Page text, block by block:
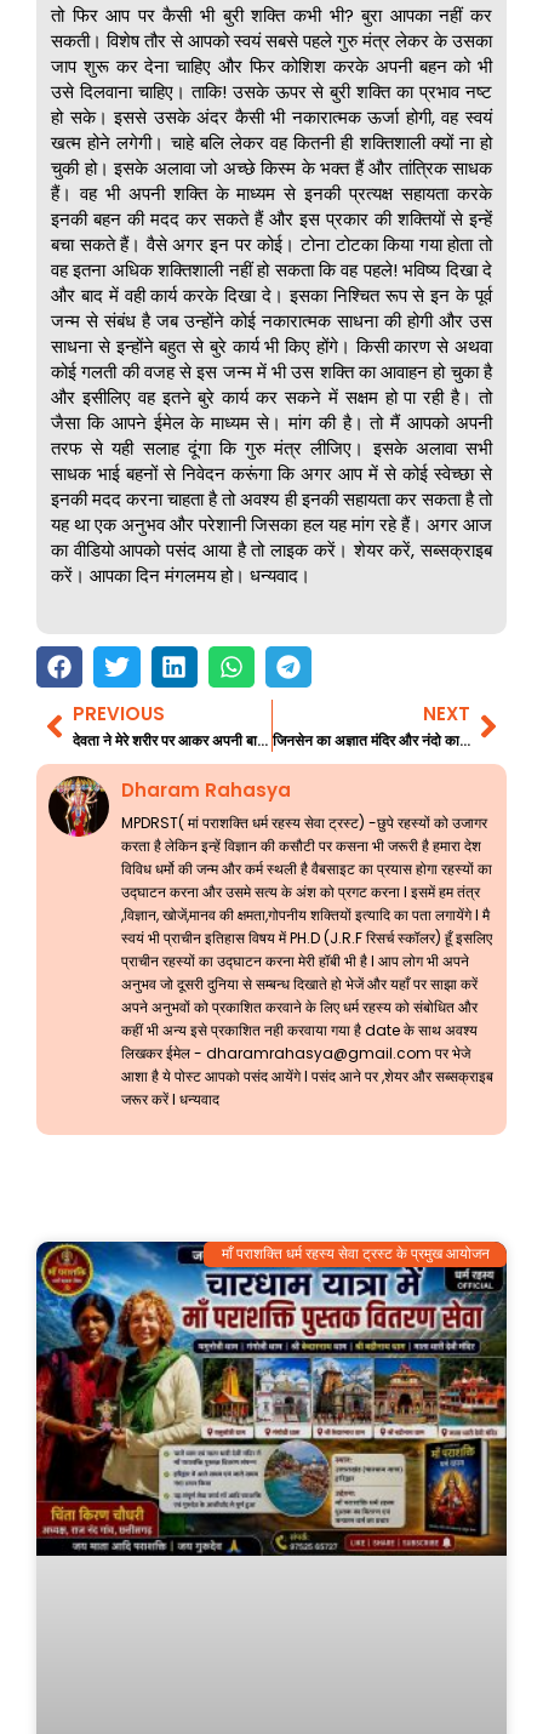
तो फिर आप पर कैसी भी बुरी शक्ति कभी भी? बुरा आपका नहीं कर
सकती। विशेष तौर से आपको स्वयं सबसे पहले गुरु मंत्र लेकर के उसका
जाप शुरू कर देना चाहिए और फिर कोशिश करके अपनी बहन को भी
उसे दिलवाना चाहिए। ताकि! उसके ऊपर से बुरी शक्ति का प्रभाव नष्ट
हो सके। इससे उसके अंदर कैसी भी नकारात्मक ऊर्जा होगी, वह स्वयं
खत्म होने लगेगी। चाहे बलि लेकर वह कितनी ही शक्तिशाली क्यों ना हो
चुकी हो। इसके अलावा जो अच्छे किस्म के भक्त हैं और तांत्रिक साधक
हैं। वह भी अपनी शक्ति के माध्यम से इनकी प्रत्यक्ष सहायता करके
इनकी बहन की मदद कर सकते हैं और इस प्रकार की शक्तियों से इन्हें
बचा सकते हैं। वैसे अगर इन पर कोई। टोना टोटका किया गया होता तो
वह इतना अधिक शक्तिशाली नहीं हो सकता कि वह पहले! भविष्य दिखा दे
और बाद में वही कार्य करके दिखा दे। इसका निश्चित रूप से इन के पूर्व
जन्म से संबंध है जब उन्होंने कोई नकारात्मक साधना की होगी और उस
साधना से इन्होंने बहुत से बुरे कार्य भी किए होंगे। किसी कारण से अथवा
कोई गलती की वजह से इस जन्म में भी उस शक्ति का आवाहन हो चुका है
और इसीलिए वह इतने बुरे कार्य कर सकने में सक्षम हो पा रही है। तो
जैसा कि आपने ईमेल के माध्यम से। मांग की है। तो मैं आपको अपनी
तरफ से यही सलाह दूंगा कि गुरु मंत्र लीजिए। इसके अलावा सभी
साधक भाई बहनों से निवेदन करूंगा कि अगर आप में से कोई स्वेच्छा से
इनकी मदद करना चाहता है तो अवश्य ही इनकी सहायता कर सकता है तो
यह था एक अनुभव और परेशानी जिसका हल यह मांग रहे हैं। अगर आज
का वीडियो आपको पसंद आया है तो लाइक करें। शेयर करें, सब्सक्राइब
करें। आपका दिन मंगलमय हो। धन्यवाद।
Prev
PREVIOUS
देवता ने मेरे शरीर पर आकर अपनी बात कही एक सच्चा अनुभव
NEXT
जिनसेन का अज्ञात मंदिर और नंदो का खजाना भाग 1
Dharam Rahasya
MPDRST( मां पराशक्ति धर्म रहस्य सेवा ट्रस्ट) -छुपे रहस्यों को उजागर
करता है लेकिन इन्हें विज्ञान की कसौटी पर कसना भी जरूरी है हमारा देश
विविध धर्मो की जन्म और कर्म स्थली है वैबसाइट का प्रयास होगा रहस्यों का
उद्घाटन करना और उसमे सत्य के अंश को प्रगट करना l इसमें हम तंत्र
,विज्ञान, खोजें,मानव की क्षमता,गोपनीय शक्तियों इत्यादि का पता लगायेंगे l मै
स्वयं भी प्राचीन इतिहास विषय में PH.D (J.R.F रिसर्च स्कॉलर) हूँ इसलिए
प्राचीन रहस्यों का उद्घाटन करना मेरी हॉबी भी है l आप लोग भी अपने
अनुभव जो दूसरी दुनिया से सम्बन्ध दिखाते हो भेजें और यहाँ पर साझा करें
अपने अनुभवों को प्रकाशित करवाने के लिए धर्म रहस्य को संबोधित और
कहीं भी अन्य इसे प्रकाशित नही करवाया गया है date के साथ अवश्य
लिखकर ईमेल - dharamrahasya@gmail.com पर भेजे
आशा है ये पोस्ट आपको पसंद आयेंगे l पसंद आने पर ,शेयर और सब्सक्राइब
जरूर करें l धन्यवाद
माँ पराशक्ति धर्म रहस्य सेवा ट्रस्ट के प्रमुख आयोजन